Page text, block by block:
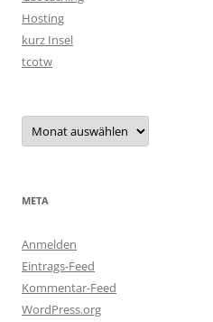
Hosting
kurz Insel
tcotw
Archiv
META
Anmelden
Eintrags-Feed
Kommentar-Feed
WordPress.org